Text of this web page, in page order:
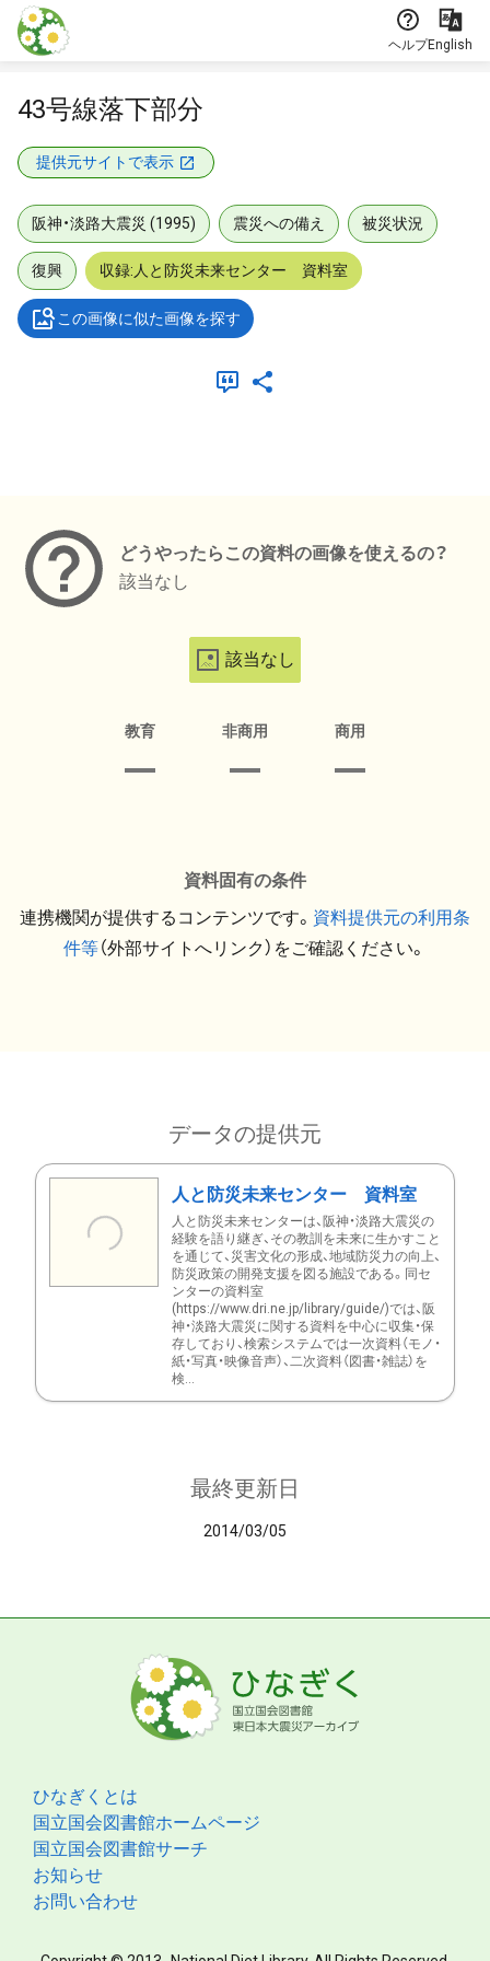
本文に飛ぶ
ヘルプEnglish
43号線落下部分
提供元サイトで表示
阪神・淡路大震災 (1995) 震災への備え 被災状況
復興 収録:人と防災未来センター 資料室
この画像に似た画像を探す
どうやったらこの資料の画像を使えるの？
該当なし
該当なし
教育 非商用 商用
資料固有の条件
連携機関が提供するコンテンツです。 資料提供元の利用条
件等（外部サイトへリンク）をご確認ください。
データの提供元
人と防災未来センター 資料室
人と防災未来センターは、阪神・淡路大震災の
経験を語り継ぎ、その教訓を未来に生かすこと
を通じて、災害文化の形成、地域防災力の向上、
防災政策の開発支援を図る施設である。同セ
ンターの資料室
(https://www.dri.ne.jp/library/guide/)では、阪
神・淡路大震災に関する資料を中心に収集・保
存しており、検索システムでは一次資料（モノ・
紙・写真・映像音声）、二次資料（図書・雑誌）を
検...
最終更新日
2014/03/05
ひなぎくとは
国立国会図書館ホームページ
国立国会図書館サーチ
お知らせ
お問い合わせ